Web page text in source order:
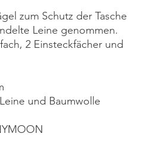
zum Schutz der Tasche
Leine genommen.
2 Einsteckfächer und
und Baumwolle